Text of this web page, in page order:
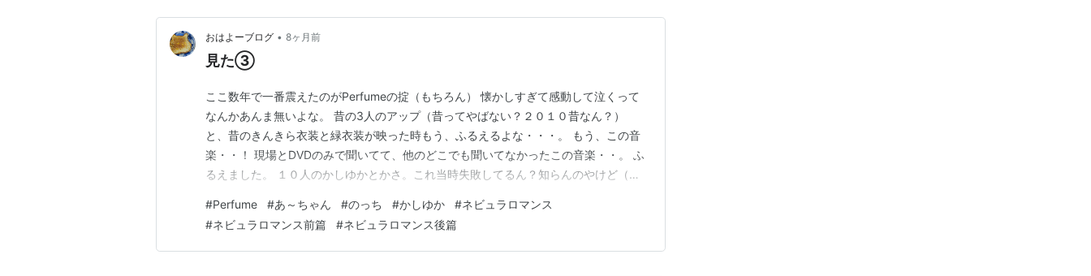
おはよーブログ • 8ヶ月前
見た③
ここ数年で一番震えたのがPerfumeの掟（もちろん） 懐かしすぎて感動して泣くって
なんかあんま無いよな。 昔の3人のアップ（昔ってやばない？２０１０昔なん？）
と、昔のきんきら衣装と緑衣装が映った時もう、ふるえるよな・・・。 もう、この音
楽・・！ 現場とDVDのみで聞いてて、他のどこでも聞いてなかったこの音楽・・。 ふ
るえました。 １０人のかしゆかとかさ。これ当時失敗してるん？知らんのやけど（い
ー）ぽかんみたいな。 え、全然、めっちゃ成功やったで～ｗってかんじで かしゆかも
若かったんだなぁ。 昨日（昨日ではな…
#Perfume #あ～ちゃん #のっち #かしゆか #ネビュラロマンス
#ネビュラロマンス前篇 #ネビュラロマンス後篇